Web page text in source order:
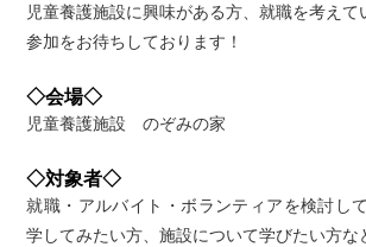
児童養護施設に興味がある方、就職を考えて
参加をお待ちしております！
◇会場◇
児童養護施設 のぞみの家
◇対象者◇
就職・アルバイト・ボランティアを検討し
学してみたい方、施設について学びたい方な